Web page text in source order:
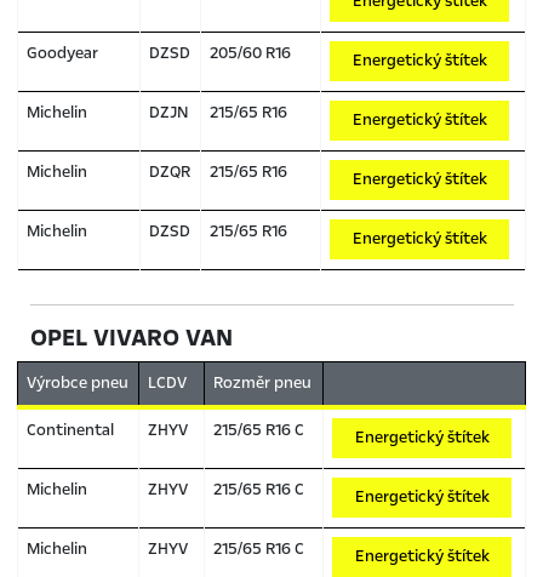
Goodyear DZSD 205/60 R16 Energetický štítek
Michelin DZJN 215/65 R16 Energetický štítek
Michelin DZQR 215/65 R16 Energetický štítek
Michelin DZSD 215/65 R16 Energetický štítek
OPEL VIVARO VAN
Výrobce pneu LCDV Rozměr pneu
Continental ZHYV 215/65 R16 C Energetický štítek
Michelin ZHYV 215/65 R16 C Energetický štítek
Michelin ZHYV 215/65 R16 C Energetický štítek